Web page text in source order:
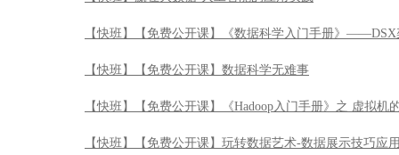
【快班】【免费公开课】《数据科学入门手册》
【快班】【免费公开课】数据科学无难事
【快班】【免费公开课】《Hadoop入门手册》之 虚拟机
【快班】【免费公开课】玩转数据艺术-数据展示技巧应